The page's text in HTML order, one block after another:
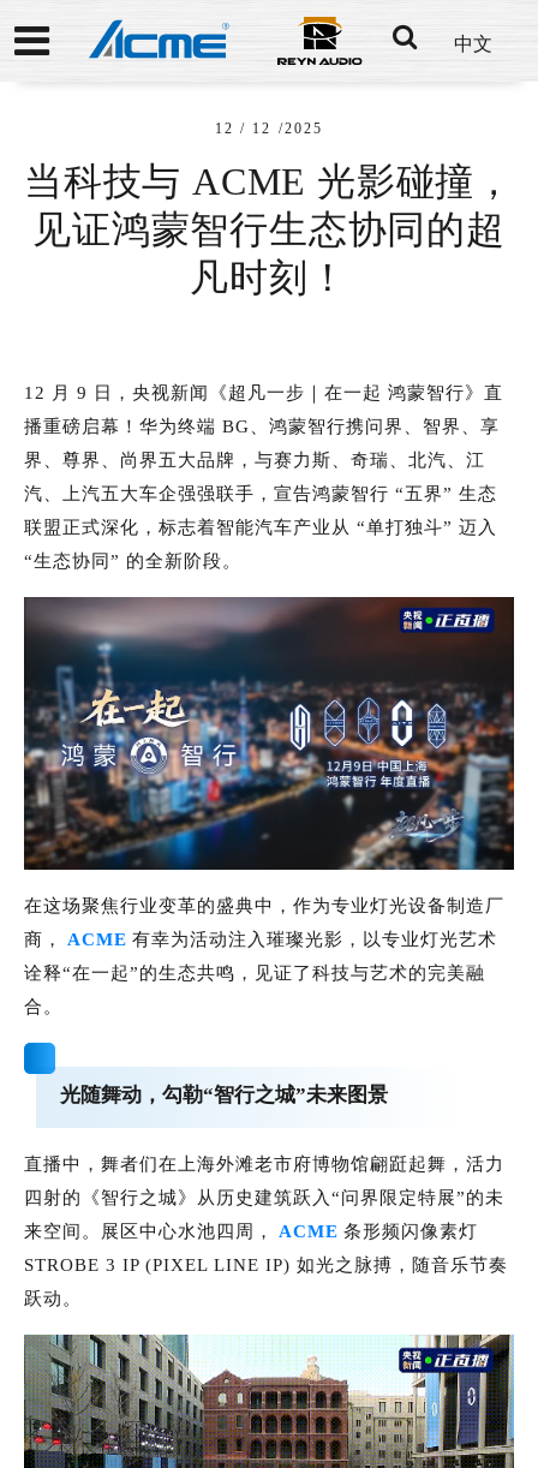
中文
12 / 12 /2025
当科技与 ACME 光影碰撞，
见证鸿蒙智行生态协同的超
凡时刻！
12 月 9 日，央视新闻《超凡一步｜在一起 鸿蒙智行》直
播重磅启幕！华为终端 BG、鸿蒙智行携问界、智界、享
界、尊界、尚界五大品牌，与赛力斯、奇瑞、北汽、江
汽、上汽五大车企强强联手，宣告鸿蒙智行 “五界” 生态
联盟正式深化，标志着智能汽车产业从 “单打独斗” 迈入
“生态协同” 的全新阶段。
在这场聚焦行业变革的盛典中，作为专业灯光设备制造厂
商，
ACME 有幸为活动注入璀璨光影，以专业灯光艺术
诠释“在一起”的生态共鸣，见证了科技与艺术的完美融
合。
光随舞动，勾勒“智行之城”未来图景
直播中，舞者们在上海外滩老市府博物馆翩跹起舞，活力
四射的《智行之城》从历史建筑跃入“问界限定特展”的未
来空间。展区中心水池四周，
ACME 条形频闪像素灯
STROBE 3 IP (PIXEL LINE IP) 如光之脉搏，随音乐节奏
跃动。